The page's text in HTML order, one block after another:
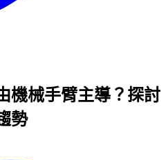
機械手臂主導？探討
勢